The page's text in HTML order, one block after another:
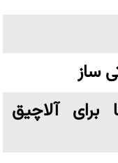
ساز
آلاچیق